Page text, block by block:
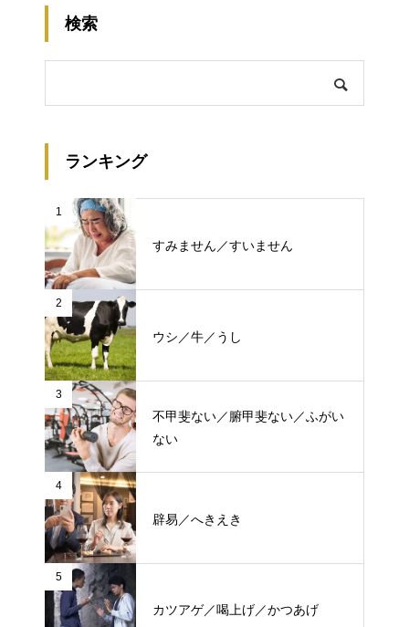
検索
ランキング
1
すみません／すいません
2
ウシ／牛／うし
3
不甲斐ない／腑甲斐ない／ふがい
ない
4
辟易／へきえき
5
カツアゲ／喝上げ／かつあげ